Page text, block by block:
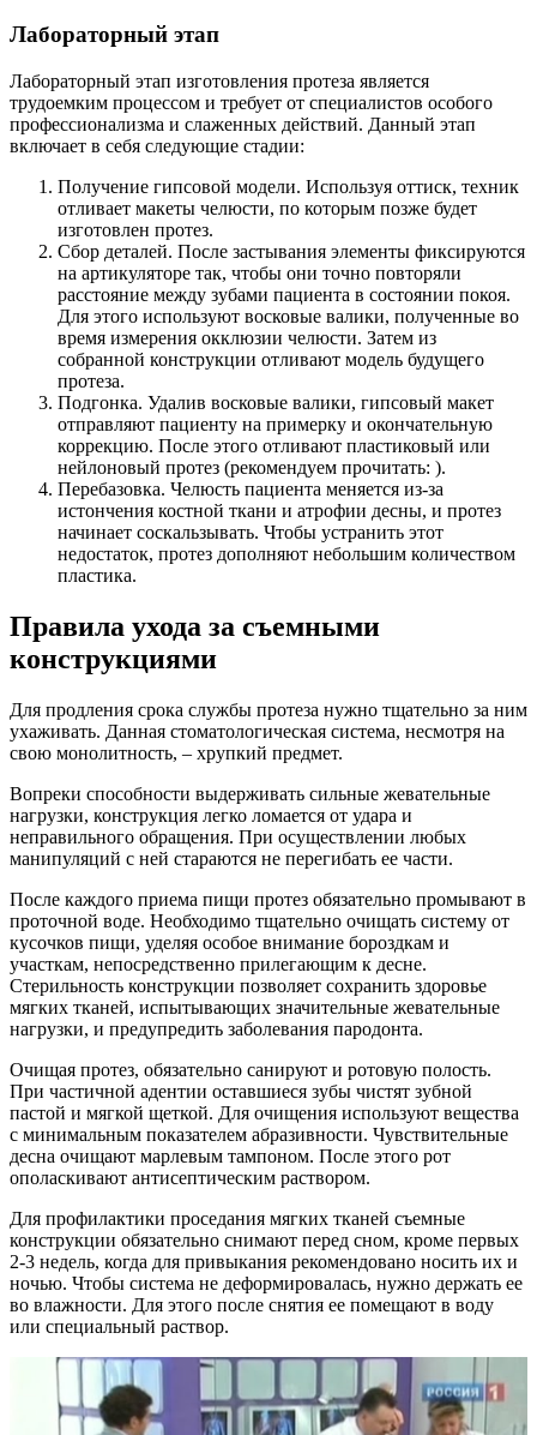
Лабораторный этап
Лабораторный этап изготовления протеза является
трудоемким процессом и требует от специалистов особого
профессионализма и слаженных действий. Данный этап
включает в себя следующие стадии:
Получение гипсовой модели. Используя оттиск, техник
отливает макеты челюсти, по которым позже будет
изготовлен протез.
Сбор деталей. После застывания элементы фиксируются
на артикуляторе так, чтобы они точно повторяли
расстояние между зубами пациента в состоянии покоя.
Для этого используют восковые валики, полученные во
время измерения окклюзии челюсти. Затем из
собранной конструкции отливают модель будущего
протеза.
Подгонка. Удалив восковые валики, гипсовый макет
отправляют пациенту на примерку и окончательную
коррекцию. После этого отливают пластиковый или
нейлоновый протез (рекомендуем прочитать: ).
Перебазовка. Челюсть пациента меняется из-за
истончения костной ткани и атрофии десны, и протез
начинает соскальзывать. Чтобы устранить этот
недостаток, протез дополняют небольшим количеством
пластика.
Правила ухода за съемными
конструкциями
Для продления срока службы протеза нужно тщательно за ним
ухаживать. Данная стоматологическая система, несмотря на
свою монолитность, – хрупкий предмет.
Вопреки способности выдерживать сильные жевательные
нагрузки, конструкция легко ломается от удара и
неправильного обращения. При осуществлении любых
манипуляций с ней стараются не перегибать ее части.
После каждого приема пищи протез обязательно промывают в
проточной воде. Необходимо тщательно очищать систему от
кусочков пищи, уделяя особое внимание бороздкам и
участкам, непосредственно прилегающим к десне.
Стерильность конструкции позволяет сохранить здоровье
мягких тканей, испытывающих значительные жевательные
нагрузки, и предупредить заболевания пародонта.
Очищая протез, обязательно санируют и ротовую полость.
При частичной адентии оставшиеся зубы чистят зубной
пастой и мягкой щеткой. Для очищения используют вещества
с минимальным показателем абразивности. Чувствительные
десна очищают марлевым тампоном. После этого рот
ополаскивают антисептическим раствором.
Для профилактики проседания мягких тканей съемные
конструкции обязательно снимают перед сном, кроме первых
2-3 недель, когда для привыкания рекомендовано носить их и
ночью. Чтобы система не деформировалась, нужно держать ее
во влажности. Для этого после снятия ее помещают в воду
или специальный раствор.